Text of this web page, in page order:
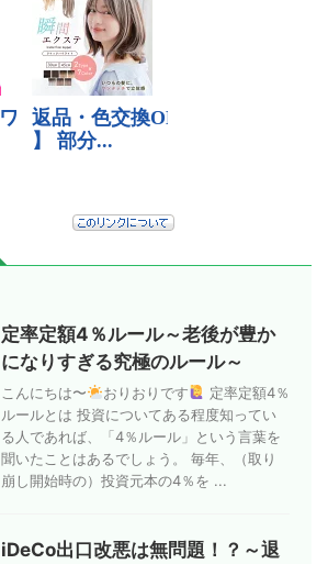
定率定額4％ルール～老後が豊か
になりすぎる究極のルール～
こんにちは〜 おりおりです
定率定額4％
ルールとは 投資についてある程度知ってい
る人であれば、「4％ルール」という言葉を
聞いたことはあるでしょう。 毎年、（取り
崩し開始時の）投資元本の4％を ...
iDeCo出口改悪は無問題！？～退